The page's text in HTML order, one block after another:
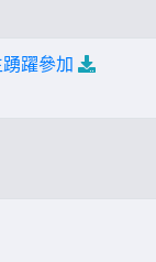
躍參加